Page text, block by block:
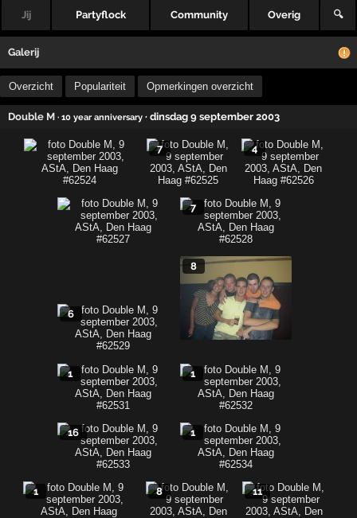
Jij Partyflock Community Overig 🔍
Galerij
Overzicht Populariteit Opmerkingen overzicht
Double M · 10 year anniversary · dinsdag 9 september 2003
7 4
7
6
8
1 1
16 1
1 8 11